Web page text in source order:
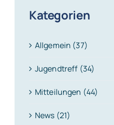
Kategorien
Allgemein (37)
Jugendtreff (34)
Mitteilungen (44)
News (21)